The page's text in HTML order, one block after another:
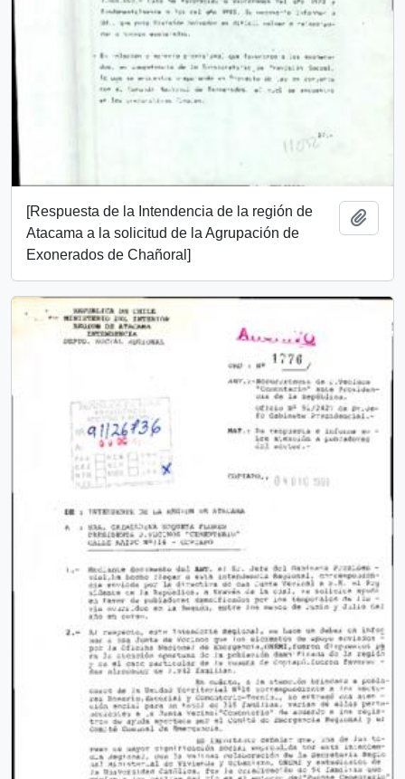
[Respuesta de la Intendencia de la región de
Atacama a la solicitud de la Agrupación de
Exonerados de Chañoral]